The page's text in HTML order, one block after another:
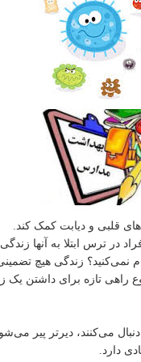
قلبی و دیابت کمک کند.
در ترس ابتلا به آنها
زندگی هیچ تضمینی
راهی تازه برای داشتن یک
می‌کنند، دیرتر پیر
دارد.